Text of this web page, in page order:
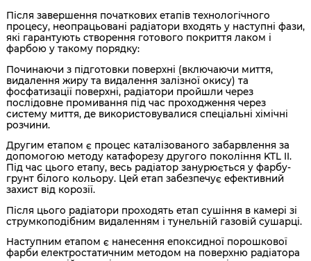
Після завершення початкових етапів технологічного
процесу, неопрацьовані радіатори входять у наступні фази,
які гарантують створення готового покриття лаком і
фарбою у такому порядку:
Починаючи з підготовки поверхні (включаючи миття,
видалення жиру та видалення залізної окису) та
фосфатизації поверхні, радіатори пройшли через
послідовне промивання під час проходження через
систему миття, де використовувалися спеціальні хімічні
розчини.
Другим етапом є процес каталізованого забарвлення за
допомогою методу катафорезу другого покоління KTL II.
Під час цього етапу, весь радіатор занурюється у фарбу-
грунт білого кольору. Цей етап забезпечує ефективний
захист від корозії.
Після цього радіатори проходять етап сушіння в камері зі
струмкоподібним видаленням і тунельній газовій сушарці.
Наступним етапом є нанесення епоксидної порошкової
фарби електростатичним методом на поверхню радіатора